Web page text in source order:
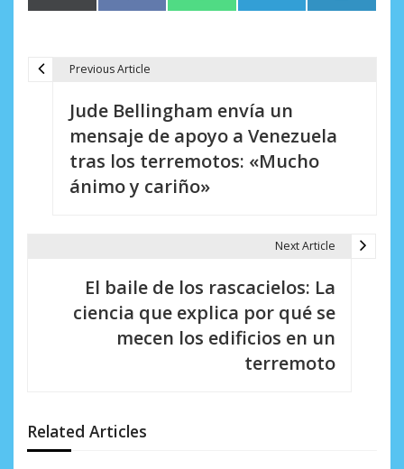
en
(Twitter) en en en en
e
Previous Article
Jude Bellingham envía un
mensaje de apoyo a Venezuela
tras los terremotos: «Mucho
ánimo y cariño»
Next Article
El baile de los rascacielos: La
ciencia que explica por qué se
mecen los edificios en un
terremoto
Related Articles